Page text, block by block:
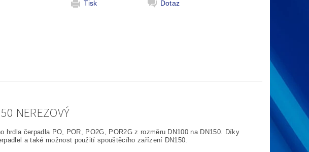
Tisk
Dotaz
NEREZOVÝ
čerpadla PO, POR, PO2G, POR2G z rozměru DN100 na DN150. Díky
a také možnost použití spouštěcího zařízení DN150.